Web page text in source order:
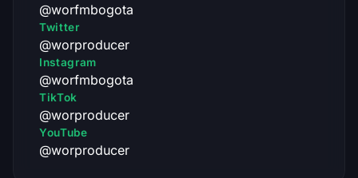
@worfmbogota
Twitter
@worproducer
Instagram
@worfmbogota
TikTok
@worproducer
YouTube
@worproducer